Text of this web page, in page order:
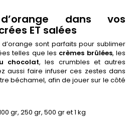
dans vos
ET salées
sont parfaits pour sublimer
telles que les crèmes brûlées, les
chocolat, les crumbles et autres
aussi faire infuser ces zestes dans
béchamel, afin de jouer sur le côté
gr, 250 gr, 500 gr et 1 kg